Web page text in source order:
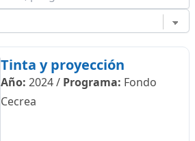
Tinta y proyección
Año: 2024/ Programa: Fondo
Cecrea